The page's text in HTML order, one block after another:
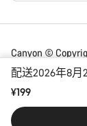
配送2026年8月
¥199
法律披露
数据保护声明
会员礼遇
Canyon App
找到您的
自行车对比
服务网点
送货
公路车
砾石车
Canyon ©
GmbH – 保留所
China |